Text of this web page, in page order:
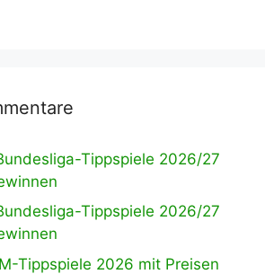
Tippspiele 2026/27
Tippspiele 2026/27
Tippspiele 2026 mit Preisen